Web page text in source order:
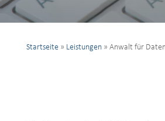
Startseite» Leistungen» Anwalt für